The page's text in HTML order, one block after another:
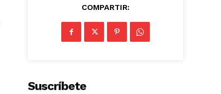
COMPARTIR:
Suscríbete